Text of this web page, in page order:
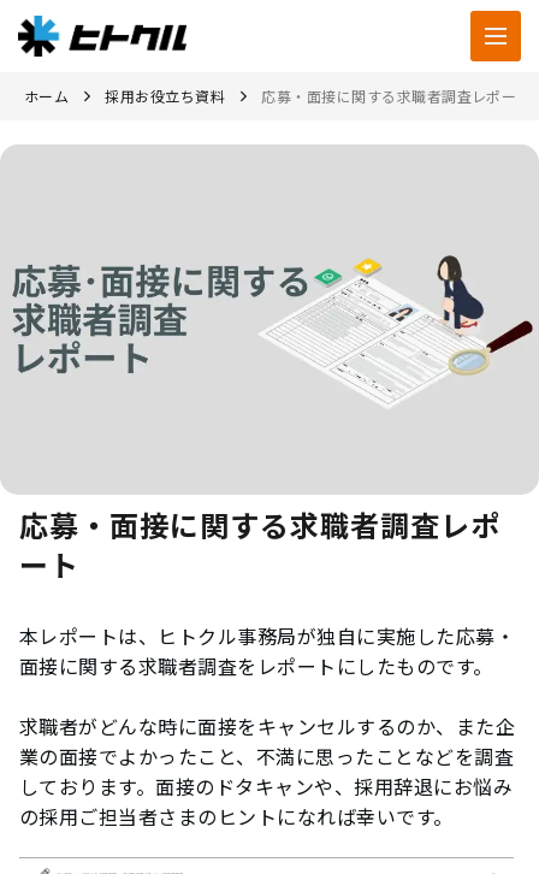
ホーム 採用お役立ち資料 応募・面接に関する求職者調査レポート
応募・面接に関する求職者調査レポ
ート
本レポートは、ヒトクル事務局が独自に実施した応募・
面接に関する求職者調査をレポートにしたものです。
求職者がどんな時に面接をキャンセルするのか、また企
業の面接でよかったこと、不満に思ったことなどを調査
しております。面接のドタキャンや、採用辞退にお悩み
の採用ご担当者さまのヒントになれば幸いです。